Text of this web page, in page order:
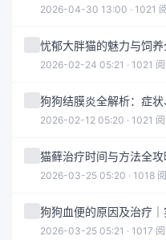
2026-04-30 13:00 · 1021
忧郁大胖猫的魅力与饲
2026-02-24 05:21 · 1021
狗狗结膜炎全解析：症
2026-02-12 05:20 · 1021
猫藓治疗时间与方法全
2026-03-25 05:20 · 1018
狗狗血便的原因及治疗
2026-03-25 05:21 · 1017